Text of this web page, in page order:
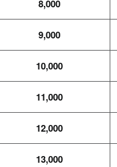
8,000
9,000
10,000
11,000
12,000
13,000